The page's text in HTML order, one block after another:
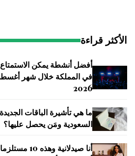
الأكثر قراءة
أفضل أنشطة يمكن الاستمتاع
في المملكة خلال شهر
2026
ما هي تأشيرة الباقات
السعودية ومَن يحصل عليها؟
أنا صيدلانية وهذه 10